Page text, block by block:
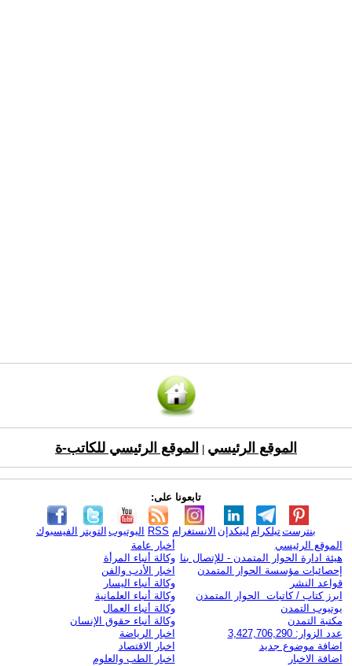
الموقع الرئيسي الموقع الرئيسي للكاتب-ة
تابعونا على:
الفيسبوك التويتر اليوتيوب RSS الانستغرام لينكدإن تيلكرامبنترست
الموقع الرئيسي
هيئة ادارة الحوار المتمدن - للإتصال بنا
إحصائيات مؤسسة الحوار المتمدن
قواعد النشر
ابرز كتاب / كاتبات الحوار المتمدن
يوتيوب التمدن
مكتبة التمدن
عدد الزوار: 3,427,706,290
اضافة موضوع جديد
اضافة الاخبار
أخبار عامة
وكالة أنباء المرأة
اخبار الأدب والفن
وكالة أنباء اليسار
وكالة أنباء العلمانية
وكالة أنباء العمال
وكالة أنباء حقوق الإنسان
اخبار الرياضة
اخبار الاقتصاد
اخبار الطب والعلوم